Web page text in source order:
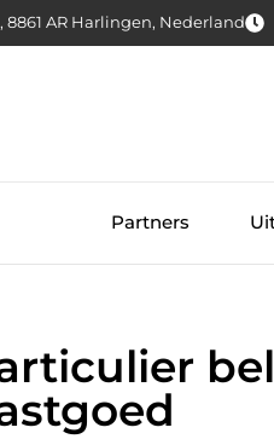
AR Harlingen, Nederland
Partners